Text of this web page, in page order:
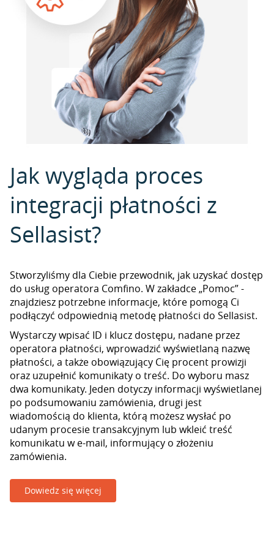
Jak wygląda proces
integracji płatności z
Sellasist?
Stworzyliśmy dla Ciebie przewodnik, jak uzyskać dostęp
do usług operatora Comfino. W zakładce „Pomoc” -
znajdziesz potrzebne informacje, które pomogą Ci
podłączyć odpowiednią metodę płatności do Sellasist.
Wystarczy wpisać ID i klucz dostępu, nadane przez
operatora płatności, wprowadzić wyświetlaną nazwę
płatności, a także obowiązujący Cię procent prowizji
oraz uzupełnić komunikaty o treść. Do wyboru masz
dwa komunikaty. Jeden dotyczy informacji wyświetlanej
po podsumowaniu zamówienia, drugi jest
wiadomością do klienta, którą możesz wysłać po
udanym procesie transakcyjnym lub wkleić treść
komunikatu w e-mail, informujący o złożeniu
zamówienia.
Dowiedz się więcej